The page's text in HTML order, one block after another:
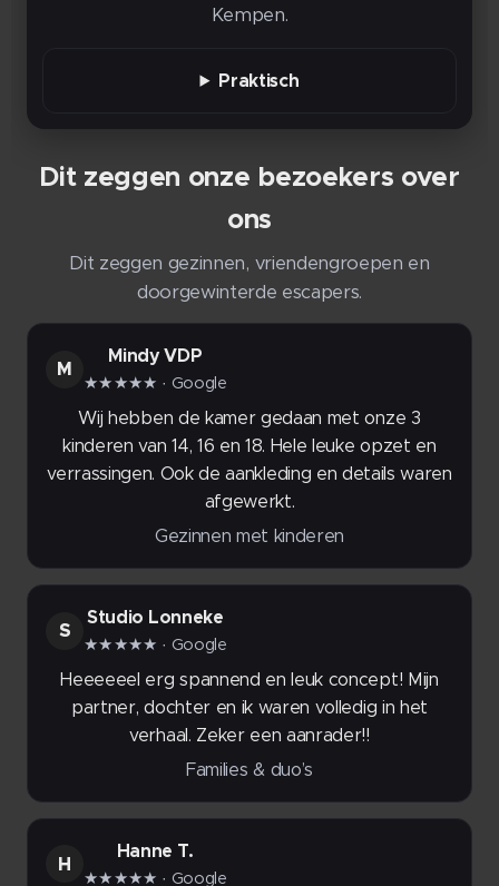
Kempen.
Praktisch
Dit zeggen onze bezoekers over
ons
Dit zeggen gezinnen, vriendengroepen en
doorgewinterde escapers.
M
Mindy VDP
★★★★★ · Google
Wij hebben de kamer gedaan met onze 3
kinderen van 14, 16 en 18. Hele leuke opzet en
verrassingen. Ook de aankleding en details waren
afgewerkt.
Gezinnen met kinderen
S
Studio Lonneke
★★★★★ · Google
Heeeeeel erg spannend en leuk concept! Mijn
partner, dochter en ik waren volledig in het
verhaal. Zeker een aanrader!!
Families & duo’s
H
Hanne T.
★★★★★ · Google